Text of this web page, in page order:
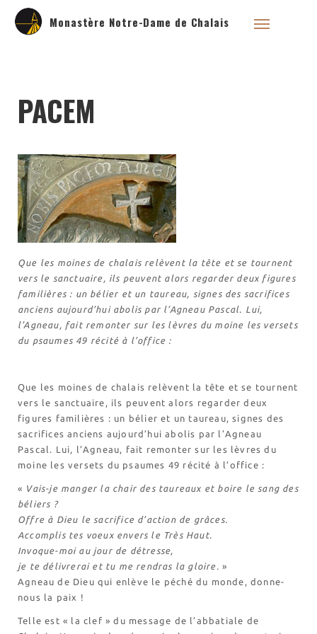
Monastère Notre-Dame de Chalais
l’église de Chalais
Visite symbolique de
l’Église
Visites virtuelles
Les randonnées
Horaires
Accueil de groupes
Demande de séjour
Séjours étudiant(e)s
Bénévolat
La boutique – Librairie
Nos biscuits
PACEM
Que les moines de chalais relèvent la tête et se tournent
vers le sanctuaire, ils peuvent alors regarder deux figures
familières : un bélier et un taureau, signes des sacrifices
anciens aujourd’hui abolis par l’Agneau Pascal. Lui,
l’Agneau, fait remonter sur les lèvres du moine les versets
du psaumes 49 récité à l’office :
Que les moines de chalais relèvent la tête et se tournent
vers le sanctuaire, ils peuvent alors regarder deux
figures familières : un bélier et un taureau, signes des
sacrifices anciens aujourd’hui abolis par l’Agneau
Pascal. Lui, l’Agneau, fait remonter sur les lèvres du
moine les versets du psaumes 49 récité à l’office :
« Vais-je manger la chair des taureaux et boire le sang des
béliers ?
Offre à Dieu le sacrifice d’action de grâces.
Accomplis tes voeux envers le Très Haut.
Invoque-moi au jour de détresse,
je te délivrerai et tu me rendras la gloire. »
Agneau de Dieu qui enlève le péché du monde, donne-
nous la paix !
Telle est « la clef » du message de l’abbatiale de